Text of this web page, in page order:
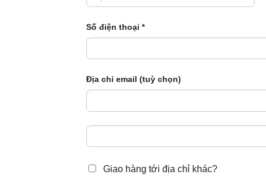
Số điện thoại *
Địa chỉ email (tuỳ chọn)
Giao hàng tới địa chỉ khác?